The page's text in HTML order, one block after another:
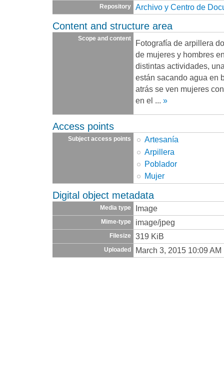
Repository Archivo y Centro de
Content and structure area
Scope and content
Fotografía de arpillera
de mujeres y hombres
distintas actividades,
están sacando agua en
atrás se ven mujeres
en el ... »
Access points
Subject access points
Artesanía
Arpillera
Poblador
Mujer
Digital object metadata
Media type Image
Mime-type image/jpeg
Filesize 319 KiB
Uploaded March 3, 2015 10:09 AM